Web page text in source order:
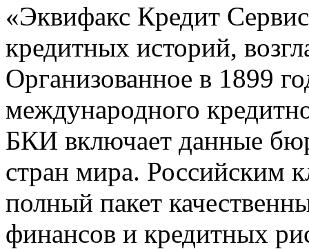
«Эквифакс Кредит
кредитных историй,
Организованное в 1899
международного
БКИ включает данные
стран мира. Российским
полный пакет
финансов и кредитных